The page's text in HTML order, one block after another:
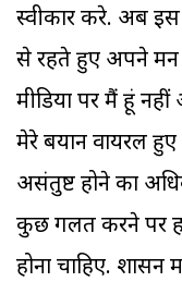
स्वीकार करे. अब
से रहते हुए अपने मन
मीडिया पर मैं हूं
मेरे बयान वायरल हुए
असंतुष्ट होने का
कुछ गलत करने पर
होना चाहिए. शासन